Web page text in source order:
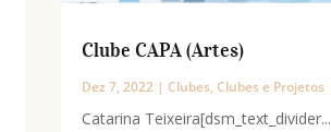
Clube CAPA (Artes)
Dez 7, 2022| Clubes,Clubes e Projetos
Catarina Teixeira[dsm_text_divider...